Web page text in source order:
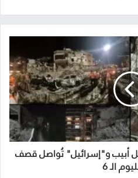
أبيب و"إسرائيل" تُواصل قصف
الـ 6